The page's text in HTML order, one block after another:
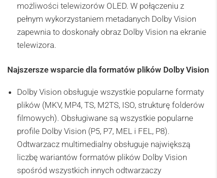
możliwości telewizorów OLED. W połączeniu z
pełnym wykorzystaniem metadanych Dolby Vision
zapewnia to doskonały obraz Dolby Vision na ekranie
telewizora.
Najszersze wsparcie dla formatów plików Dolby Vision
Dolby Vision obsługuje wszystkie popularne formaty
plików (MKV, MP4, TS, M2TS, ISO, strukturę folderów
filmowych). Obsługiwane są wszystkie popularne
profile Dolby Vision (P5, P7, MEL i FEL, P8).
Odtwarzacz multimedialny obsługuje największą
liczbę wariantów formatów plików Dolby Vision
spośród wszystkich innych odtwarzaczy